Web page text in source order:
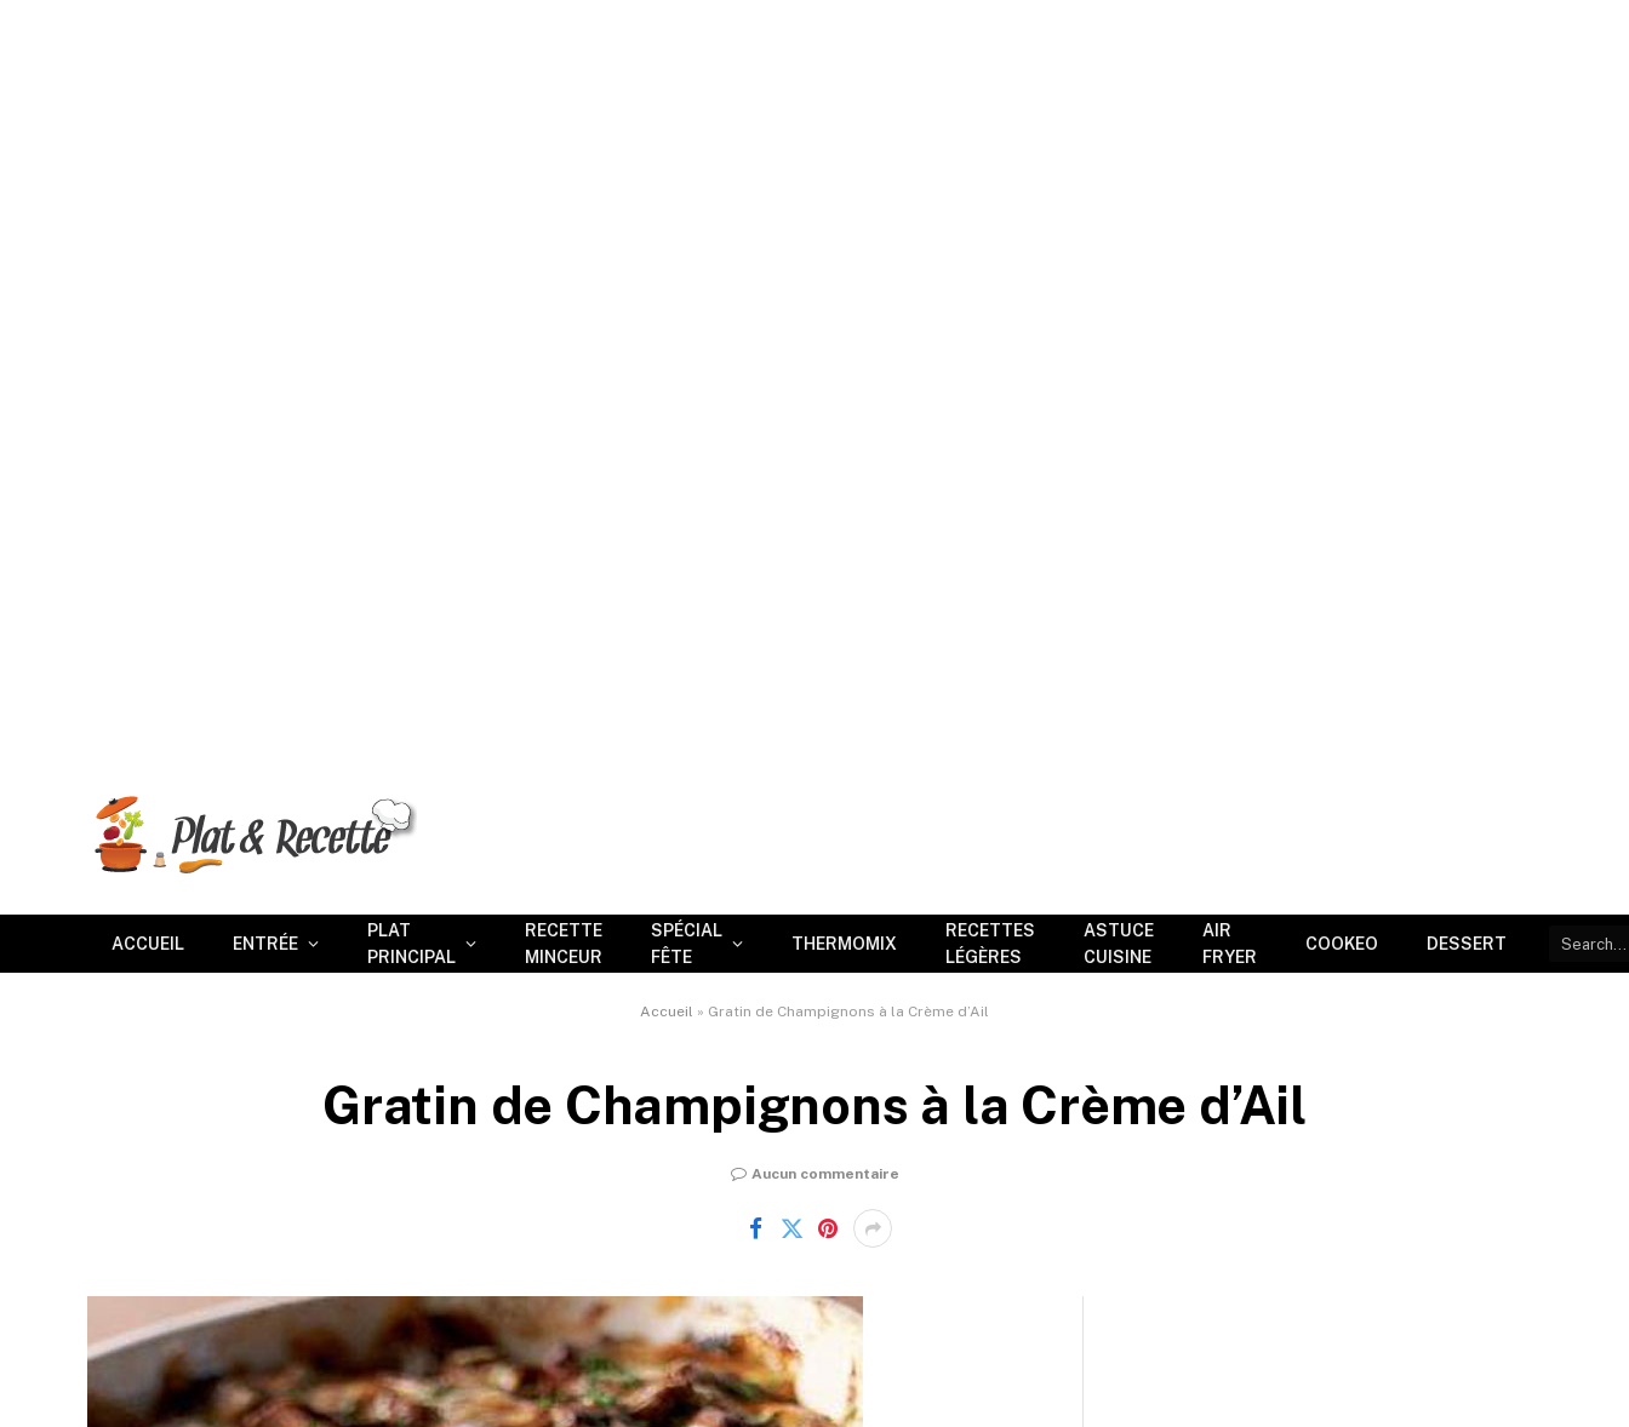
ACCUEIL ENTRÉE
PLAT
PRINCIPAL
RECETTE
MINCEUR
SPÉCIAL
FÊTE
THERMOMIX
RECETTES
LÉGÈRES
ASTUCE
CUISINE
AIR
FRYER
COOKEO DESSERT
Accueil » Gratin de Champignons à la Crème d’Ail
Gratin de Champignons à la Crème d’Ail
Aucun commentaire